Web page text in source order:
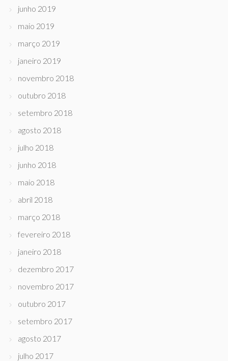
junho 2019
maio 2019
março 2019
janeiro 2019
novembro 2018
outubro 2018
setembro 2018
agosto 2018
julho 2018
junho 2018
maio 2018
abril 2018
março 2018
fevereiro 2018
janeiro 2018
dezembro 2017
novembro 2017
outubro 2017
setembro 2017
agosto 2017
julho 2017